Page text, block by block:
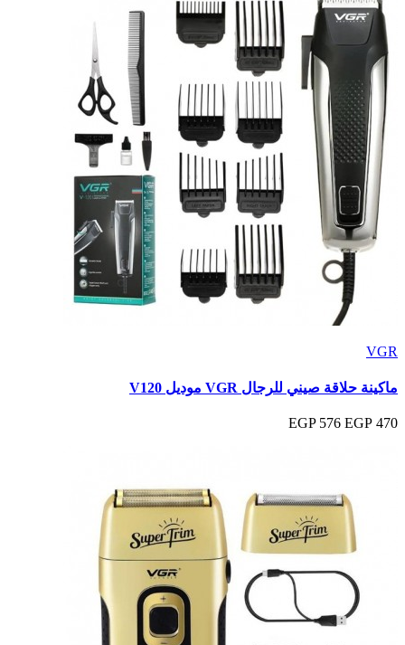
VGR
ماكينة حلاقة صيني للرجال VGR موديل V120
470 EGP
576 EGP